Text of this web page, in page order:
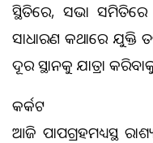
ସ୍ଥିତିରେ, ସଭା
ସାଧାରଣ କଥାରେ ଯୁକ୍ତି
ଦୂର ସ୍ଥାନକୁ ଯାତ୍ରା
କର୍କଟ
ଆଜି ପାପଗ୍ରହମଧ୍ୟସ୍ଥ